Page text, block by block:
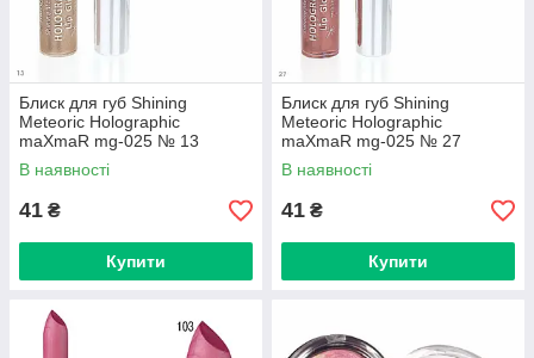
Блиск для губ Shining
Meteoric Holographic
maXmaR mg-025 № 13
В наявності
41 ₴
Купити
Блиск для губ Shining
Meteoric Holographic
maXmaR mg-025 № 27
В наявності
41 ₴
Купити